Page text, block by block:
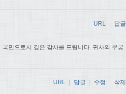
민으로서 깊은 감사를 드립니다. 귀사의 무궁
URL | 답글
URL 답글 수정 삭제